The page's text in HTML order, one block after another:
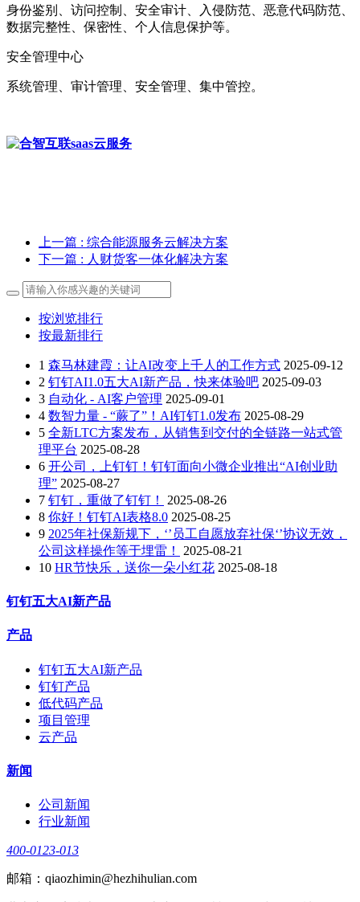
身份鉴别、访问控制、安全审计、入侵防范、恶意代码防范、
数据完整性、保密性、个人信息保护等。
安全管理中心
系统管理、审计管理、安全管理、集中管控。
上一篇 : 综合能源服务云解决方案
下一篇 : 人财货客一体化解决方案
按浏览排行
按最新排行
1 森马林建霞：让AI改变上千人的工作方式 2025-09-12
2 钉钉AI1.0五大AI新产品，快来体验吧 2025-09-03
3 自动化 - AI客户管理 2025-09-01
4 数智力量 - “蕨了”！AI钉钉1.0发布 2025-08-29
5 全新LTC方案发布，从销售到交付的全链路一站式管
理平台 2025-08-28
6 开公司，上钉钉！钉钉面向小微企业推出“AI创业助
理” 2025-08-27
7 钉钉，重做了钉钉！
2025-08-26
8 你好！钉钉AI表格8.0 2025-08-25
9 2025年社保新规下，‘’员工自愿放弃社保‘’协议无效，
公司这样操作等于埋雷！
2025-08-21
10 HR节快乐，送你一朵小红花 2025-08-18
钉钉五大AI新产品
产品
钉钉五大AI新产品
钉钉产品
低代码产品
项目管理
云产品
新闻
公司新闻
行业新闻
400-0123-013
邮箱：qiaozhimin@hezhihulian.com